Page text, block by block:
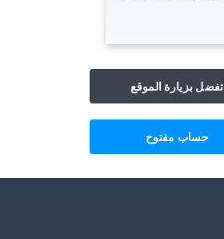
تفضل بزيارة الموقع
حساب مفتوح